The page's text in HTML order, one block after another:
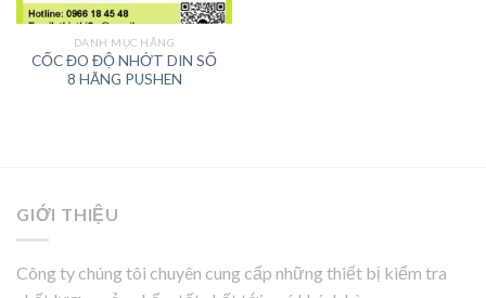
DANH MỤC HÃNG
CỐC ĐO ĐỘ NHỚT DIN SỐ
8 HÃNG PUSHEN
GIỚI THIỆU
Công ty chúng tôi chuyên cung cấp những thiết bị kiểm tra